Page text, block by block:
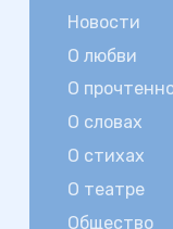
Новости
О любви
О
О словах
О стихах
О театре
Общество